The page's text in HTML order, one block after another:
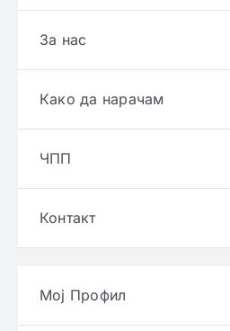
За нас
Како да нарачам
ЧПП
Контакт
Мој Профил